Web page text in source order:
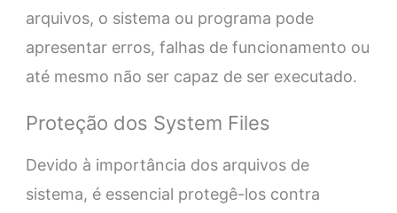
arquivos, o sistema ou programa pode
apresentar erros, falhas de funcionamento ou
até mesmo não ser capaz de ser executado.
Proteção dos System Files
Devido à importância dos arquivos de
sistema, é essencial protegê-los contra